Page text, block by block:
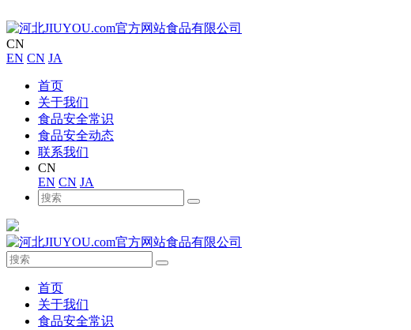
CN
EN CN JA
首页
关于我们
食品安全常识
食品安全动态
联系我们
CN
EN CN JA
首页
关于我们
食品安全常识